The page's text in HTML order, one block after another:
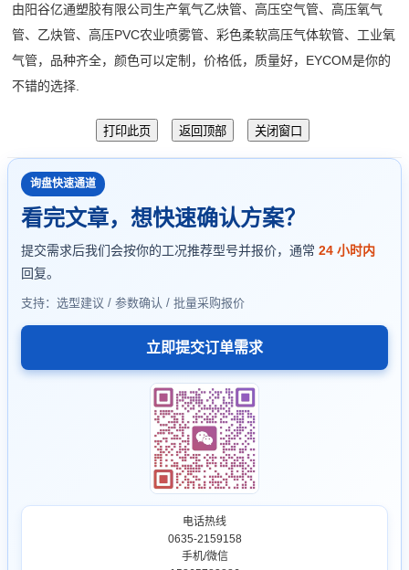
由阳谷亿通塑胶有限公司生产氧气乙炔管、高压空气管、高压氧气
管、乙炔管、高压PVC农业喷雾管、彩色柔软高压气体软管、工业氧
气管，品种齐全，颜色可以定制，价格低，质量好，EYCOM是你的
不错的选择.
询盘快速通道
看完文章，想快速确认方案？
提交需求后我们会按你的工况推荐型号并报价，通常 24 小时内
回复。
支持：选型建议 / 参数确认 / 批量采购报价
立即提交订单需求
电话热线
0635-2159158
手机/微信